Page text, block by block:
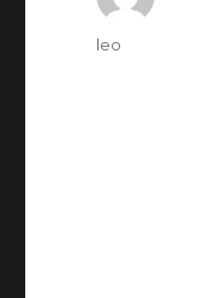
Author
leo